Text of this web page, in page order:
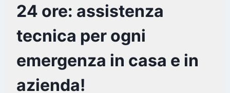
24 ore: assistenza
tecnica per ogni
emergenza in casa e in
azienda!